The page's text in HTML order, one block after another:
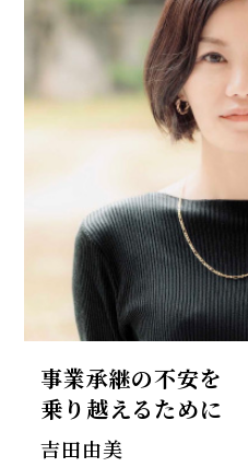
事業承継の不安を
乗り越えるために
吉田由美